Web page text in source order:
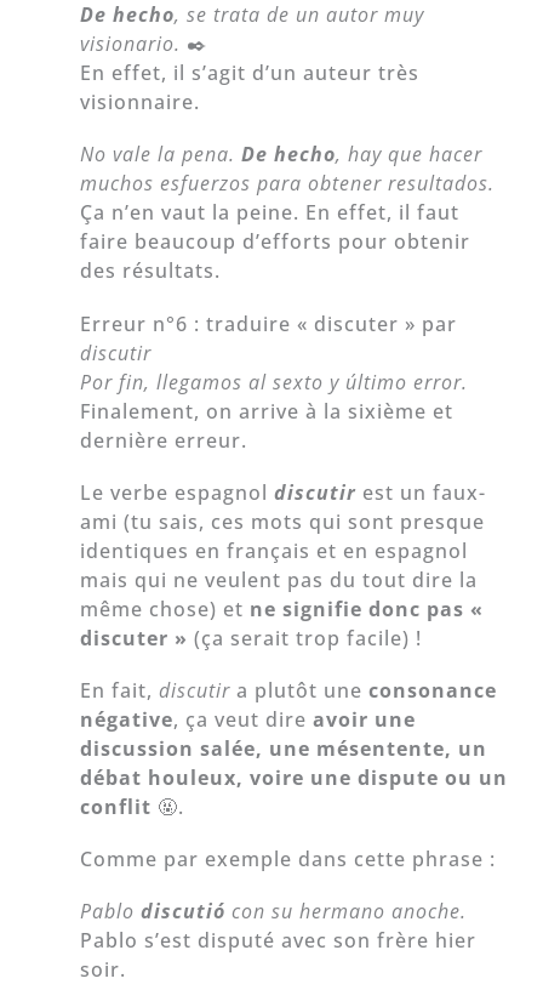
De hecho, se trata de un autor muy
visionario. ✒️
En effet, il s’agit d’un auteur très
visionnaire.
No vale la pena.De hecho, hay que hacer
muchos esfuerzos para obtener resultados.
Ça n’en vaut la peine. En effet, il faut
faire beaucoup d’efforts pour obtenir
des résultats.
Erreur n°6 : traduire « discuter » par
discutir
Por fin, llegamos al sexto y último error.
Finalement, on arrive à la sixième et
dernière erreur.
Le verbe espagnoldiscutir est un faux-
ami (tu sais, ces mots qui sont presque
identiques en français et en espagnol
mais qui ne veulent pas du tout dire la
même chose) et ne signifie donc pas «
discuter » (ça serait trop facile) !
En fait,discutir a plutôt une consonance
négative, ça veut direavoir une
discussion salée, une mésentente, un
débat houleux, voire une dispute ou un
conflit 🤬.
Comme par exemple dans cette phrase :
Pablodiscutió con su hermano anoche.
Pablo s’est disputé avec son frère hier
soir.